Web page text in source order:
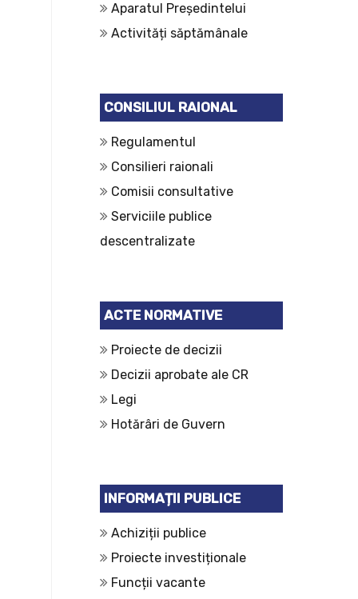
Aparatul Președintelui
Activități săptămânale
CONSILIUL RAIONAL
Regulamentul
Consilieri raionali
Comisii consultative
Serviciile publice
descentralizate
ACTE NORMATIVE
Proiecte de decizii
Decizii aprobate ale CR
Legi
Hotărâri de Guvern
INFORMAȚII PUBLICE
Achiziții publice
Proiecte investiționale
Funcții vacante